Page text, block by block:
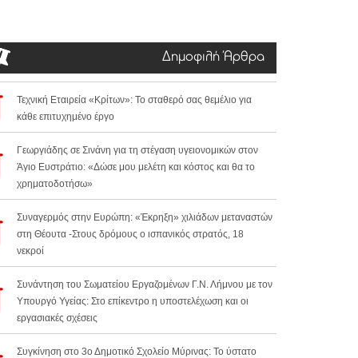
Δημοφιλή Άρθρα
Τεχνική Εταιρεία «Κρίτων»: Το σταθερό σας θεμέλιο για
κάθε επιτυχημένο έργο
Γεωργιάδης σε Σινάνη για τη στέγαση υγειονομικών στον
Άγιο Ευστράτιο: «Δώσε μου μελέτη και κόστος και θα το
χρηματοδοτήσω»
Συναγερμός στην Ευρώπη: «Έκρηξη» χιλιάδων μεταναστών
στη Θέουτα -Στους δρόμους ο ισπανικός στρατός, 18
νεκροί
Συνάντηση του Σωματείου Εργαζομένων Γ.Ν. Λήμνου με τον
Υπουργό Υγείας: Στο επίκεντρο η υποστελέχωση και οι
εργασιακές σχέσεις
Συγκίνηση στο 3ο Δημοτικό Σχολείο Μύρινας: Το ύστατο